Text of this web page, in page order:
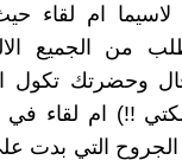
لاسيما ام لقاء
الجميع
وحضرتك تكول
!!) ام لقاء في
الجروح التي بدت